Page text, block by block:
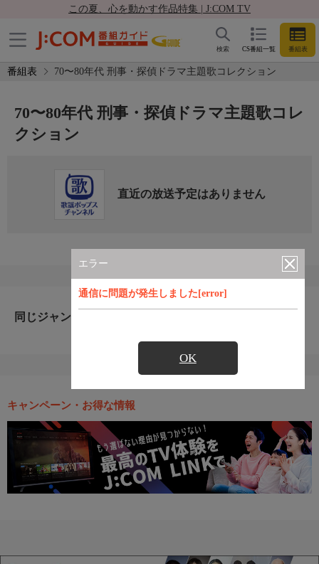
この夏、心を動かす作品特集 | J:COM TV
CS番組一覧 番組表
検索
番組表 70〜80年代 刑事・探偵ドラマ主題歌コレクション
エラー
通信に問題が発生しました[error]
OK
70〜80年代 刑事・探偵ドラマ主題歌コレ
クション
直近の放送予定はありません
同じジャンルのおすすめ番組
キャンペーン・お得な情報